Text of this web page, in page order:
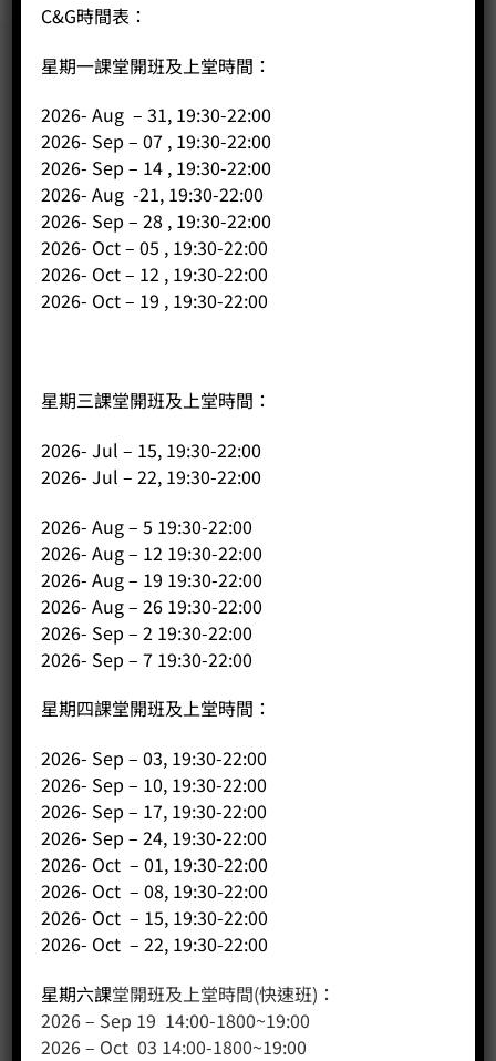
主頁
關於我們
導師簡介
商店（產品）
聯絡我們
C&G時間表：
星期一課堂開班及上堂時間：
2026- Aug – 31, 19:30-22:00
2026- Sep – 07 , 19:30-22:00
2026- Sep – 14 , 19:30-22:00
2026- Aug -21, 19:30-22:00
2026- Sep – 28 , 19:30-22:00
2026- Oct – 05 , 19:30-22:00
2026- Oct – 12 , 19:30-22:00
2026- Oct – 19 , 19:30-22:00
星期三課堂開班及上堂時間：
2026- Jul – 15, 19:30-22:00
2026- Jul – 22, 19:30-22:00
2026- Aug – 5 19:30-22:00
2026- Aug – 12 19:30-22:00
2026- Aug – 19 19:30-22:00
2026- Aug – 26 19:30-22:00
2026- Sep – 2 19:30-22:00
2026- Sep – 7 19:30-22:00
星期四課堂開班及上堂時間：
2026- Sep – 03, 19:30-22:00
2026- Sep – 10, 19:30-22:00
2026- Sep – 17, 19:30-22:00
2026- Sep – 24, 19:30-22:00
2026- Oct – 01, 19:30-22:00
2026- Oct – 08, 19:30-22:00
2026- Oct – 15, 19:30-22:00
2026- Oct – 22, 19:30-22:00
星期六課堂開班及上堂時間(快速班)：
2026 – Sep 19 14:00-1800~19:00
2026 – Oct 03 14:00-1800~19:00